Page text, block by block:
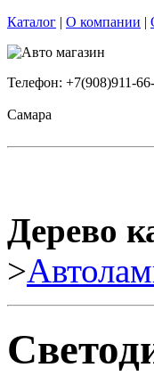
Каталог | О компании |
Телефон: +7(908)911-
Самара
Дерево
>